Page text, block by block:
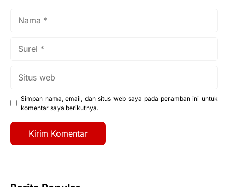
Simpan nama, email, dan situs web saya pada peramban ini untuk
komentar saya berikutnya.